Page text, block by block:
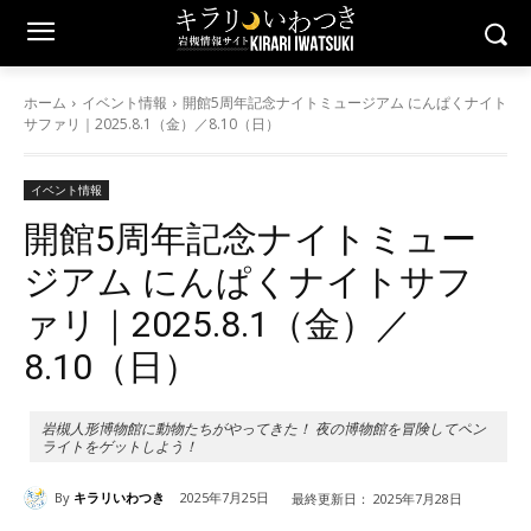
ホーム イベント情報
開館5周年記念ナイトミュージアム にんぱくナイト
サファリ｜2025.8.1（金）／8.10（日）
イベント情報
開館5周年記念ナイトミュー
ジアム にんぱくナイトサフ
ァリ｜2025.8.1（金）／
8.10（日）
岩槻人形博物館に動物たちがやってきた！ 夜の博物館を冒険してペン
ライトをゲットしよう！
By キラリいわつき 2025年7月25日 最終更新日： 2025年7月28日